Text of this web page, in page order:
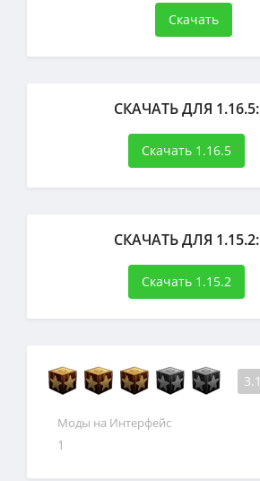
Скачать
СКАЧАТЬ ДЛЯ 1.16.5:
Скачать 1.16.5
СКАЧАТЬ ДЛЯ 1.15.2:
Скачать 1.15.2
3.1
Моды на Интерфейс
1